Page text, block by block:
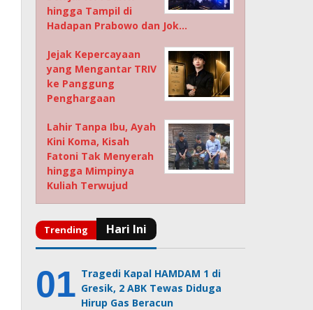
hingga Tampil di
Hadapan Prabowo dan Jok…
Jejak Kepercayaan
yang Mengantar TRIV
ke Panggung
Penghargaan
Lahir Tanpa Ibu, Ayah
Kini Koma, Kisah
Fatoni Tak Menyerah
hingga Mimpinya
Kuliah Terwujud
Tragedi Kapal HAMDAM 1 di
Gresik, 2 ABK Tewas Diduga
Hirup Gas Beracun